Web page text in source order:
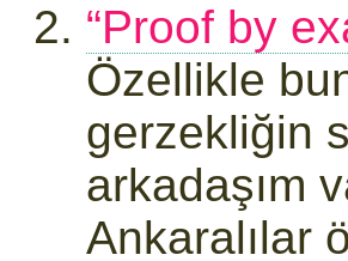
“Proof by
Özellikle
gerzekliğin
arkadaşım
Ankaralılar